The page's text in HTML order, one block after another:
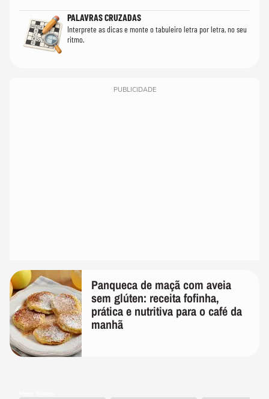
PALAVRAS CRUZADAS
Interprete as dicas e monte o tabuleiro letra por letra, no seu
ritmo.
PUBLICIDADE
Panqueca de maçã com aveia
sem glúten: receita fofinha,
prática e nutritiva para o café da
manhã